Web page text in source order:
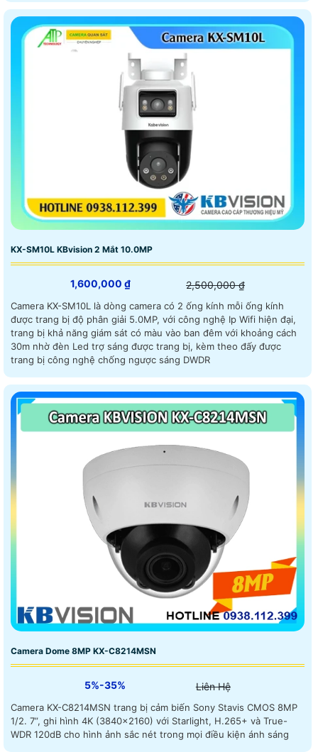
KX-SM10L KBvision 2 Mắt 10.0MP
1,600,000 ₫ 2,500,000 ₫
Camera KX-SM10L là dòng camera có 2 ống kính mỗi ống kính
được trang bị độ phân giải 5.0MP, với công nghệ Ip Wifi hiện đại,
trang bị khả năng giám sát có màu vào ban đêm với khoảng cách
30m nhờ đèn Led trợ sáng được trang bị, kèm theo đấy được
trang bị công nghệ chống ngược sáng DWDR
Camera Dome 8MP KX-C8214MSN
5%-35% Liên Hệ
Camera KX-C8214MSN trang bị cảm biến Sony Stavis CMOS 8MP
1/2. 7”, ghi hình 4K (3840×2160) với Starlight, H.265+ và True-
WDR 120dB cho hình ảnh sắc nét trong mọi điều kiện ánh sáng